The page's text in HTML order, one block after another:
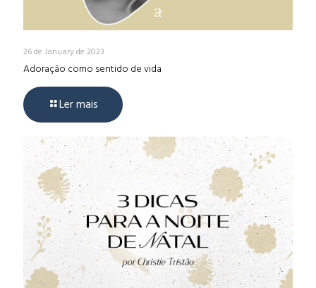
26 de January de 2023
Adoração como sentido de vida
Ler mais